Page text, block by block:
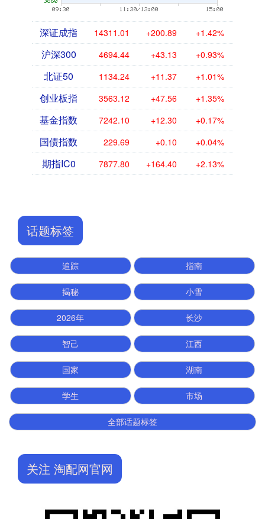
深证成指 14311.01 +200.89 +1.42%
沪深300 4694.44 +43.13 +0.93%
北证50 1134.24 +11.37 +1.01%
创业板指 3563.12 +47.56 +1.35%
基金指数 7242.10 +12.30 +0.17%
国债指数 229.69 +0.10 +0.04%
期指IC0 7877.80 +164.40 +2.13%
话题标签
追踪 指南
揭秘 小雪
2026年 长沙
智己 江西
国家 湖南
学生 市场
全部话题标签
关注 淘配网官网